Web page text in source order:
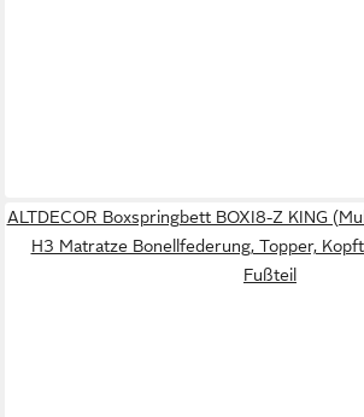
ALTDECOR Boxspringbett BOXI8-Z KING
H3 Matratze Bonellfederung, Topper,
Fußteil